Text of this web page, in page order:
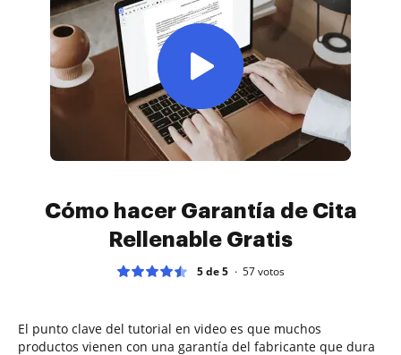
Cómo hacer Garantía de Cita
Rellenable Gratis
5 de 5 57votos
El punto clave del tutorial en video es que muchos
productos vienen con una garantía del fabricante que dura